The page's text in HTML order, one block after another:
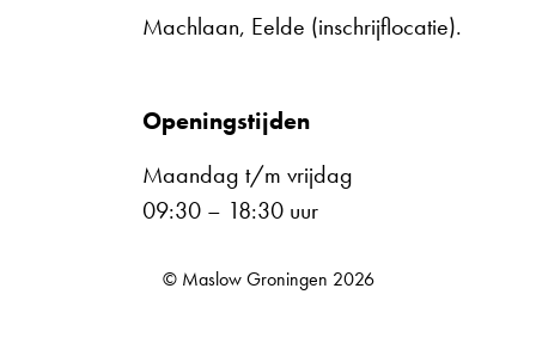
Machlaan, Eelde (inschrijflocatie).
Openingstijden
Maandag t/m vrijdag
09:30 – 18:30 uur
© Maslow Groningen 2026